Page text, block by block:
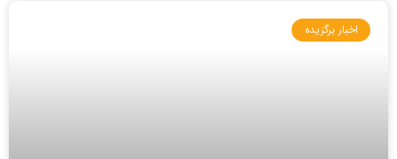
اخبار برگزیده